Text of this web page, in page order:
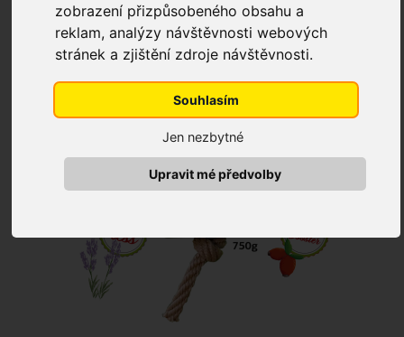
zobrazení přizpůsobeného obsahu a
reklam, analýzy návštěvnosti webových
stránek a zjištění zdroje návštěvnosti.
Souhlasím
Jen nezbytné
Upravit mé předvolby